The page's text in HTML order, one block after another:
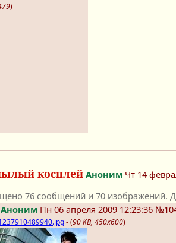
)
косплей Аноним Чт 14
76 сообщений и 70 изображений.
Аноним Пн 06 апреля 2009 12:23:36
- (90 KB, 450x600)